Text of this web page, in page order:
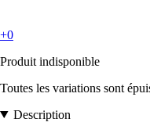
+0
Produit indisponible
Toutes les variations sont
Description